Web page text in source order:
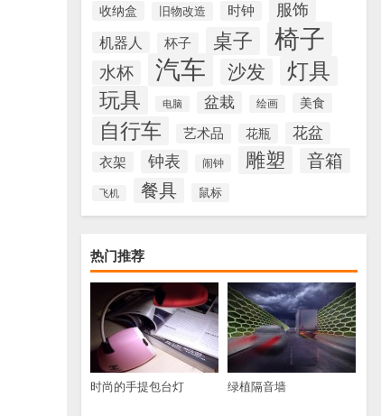
收纳盒 旧物改造 时钟 服饰
机器人 杯子 桌子 椅子
水杯 汽车 沙发 灯具
玩具 电脑 盆栽 绘画 美食
自行车 艺术品 花瓶 花盆
衣架 钟表 闹钟 雕塑 音箱
飞机 餐具 鼠标
热门推荐
时尚的手提包台灯 绿植隔音墙